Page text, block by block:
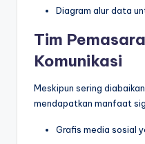
Diagram alur data
Tim
Komunikasi
Meskipun sering
mendapatkan manfaat
Grafis media sosial